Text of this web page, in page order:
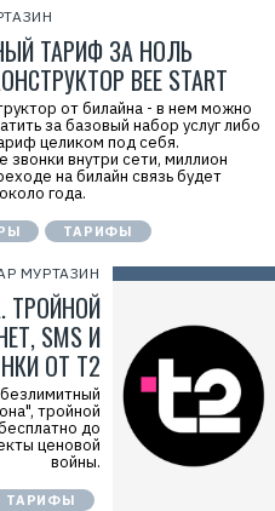
ТАРИФ ЗА НОЛЬ
BEE START
от билайна - в нем можно
за базовый набор услуг либо
целиком под себя.
звонки внутри сети, миллион
на билайн связь будет
года.
ТАРИФЫ
МУРТАЗИН
ТРОЙНОЙ
SMS И
ОТ T2
тройной
до
ценовой
войны.
ТАРИФЫ